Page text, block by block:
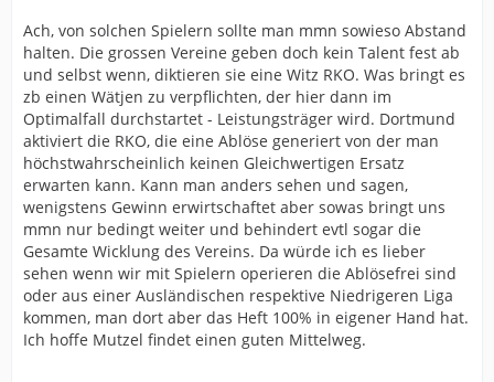
Ach, von solchen Spielern sollte man mmn sowieso Abstand
halten. Die grossen Vereine geben doch kein Talent fest ab
und selbst wenn, diktieren sie eine Witz RKO. Was bringt es
zb einen Wätjen zu verpflichten, der hier dann im
Optimalfall durchstartet - Leistungsträger wird. Dortmund
aktiviert die RKO, die eine Ablöse generiert von der man
höchstwahrscheinlich keinen Gleichwertigen Ersatz
erwarten kann. Kann man anders sehen und sagen,
wenigstens Gewinn erwirtschaftet aber sowas bringt uns
mmn nur bedingt weiter und behindert evtl sogar die
Gesamte Wicklung des Vereins. Da würde ich es lieber
sehen wenn wir mit Spielern operieren die Ablösefrei sind
oder aus einer Ausländischen respektive Niedrigeren Liga
kommen, man dort aber das Heft 100% in eigener Hand hat.
Ich hoffe Mutzel findet einen guten Mittelweg.